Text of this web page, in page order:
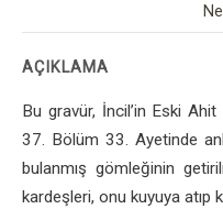
AÇIKLAMA
Bu gravür, İncil’in Eski Ahit
37. Bölüm 33. Ayetinde
bulanmış gömleğinin
kardeşleri, onu kuyuya atıp